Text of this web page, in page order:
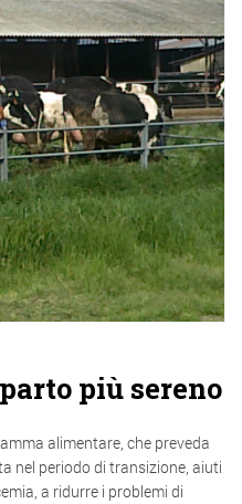
più sereno
alimentare, che preveda
nel periodo di transizione, aiuti
a ridurre i problemi di